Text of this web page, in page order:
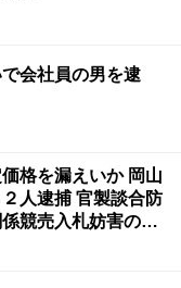
会社員の男を逮
格を漏えいか 岡山
人逮捕 官製談合防
競売入札妨害の疑